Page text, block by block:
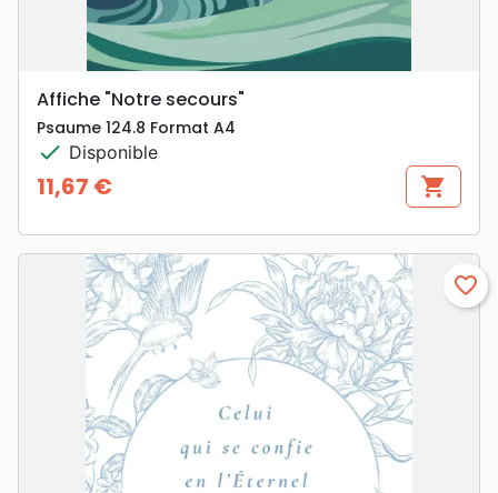
Affiche "Notre secours"
Psaume 124.8 Format A4
check Disponible
Prix
11,67 € shopping_cart
favorite_border